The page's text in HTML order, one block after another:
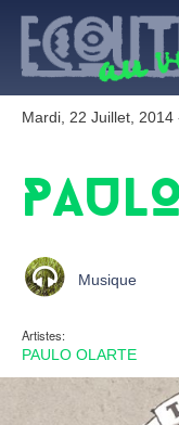
Mardi, 22 Juillet, 2014
Musique
Artistes:
PAULO OLARTE